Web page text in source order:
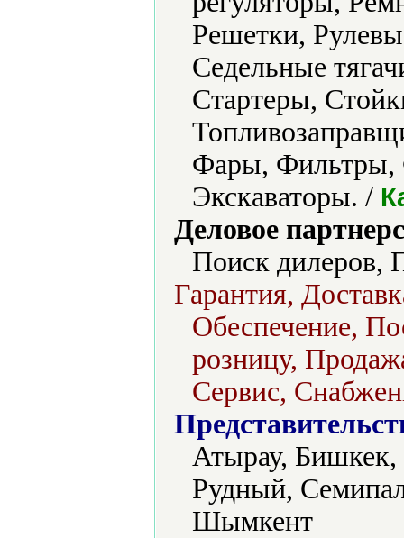
Решетки,
Седельные
Стартеры,
Фары,
Экскаваторы. /
Деловое
Поиск дилеров,
Гарантия,
Обеспечение,
розницу,
Сервис,
Атырау, Бишкек,
Рудный,
Шымкент